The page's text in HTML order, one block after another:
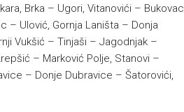
Brka – Ugori, Vitanovići – Bukovac
– Ulović, Gornja Laništa – Donja
Vukšić – Tinjaši – Jagodnjak –
– Marković Polje, Stanovi –
– Donje Dubravice – Šatorovići,